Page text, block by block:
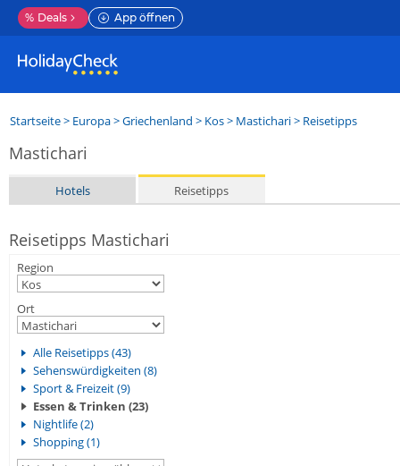
% Deals App öffnen
Startseite> Europa>Griechenland > Kos> Mastichari> Reisetipps
Mastichari
Hotels Reisetipps
Reisetipps Mastichari
Region
Ort
Alle Reisetipps (43)
Sehenswürdigkeiten (8)
Sport & Freizeit (9)
Essen & Trinken (23)
Nightlife (2)
Shopping (1)